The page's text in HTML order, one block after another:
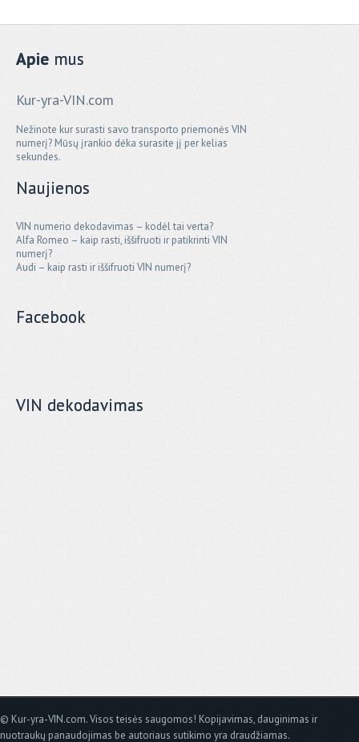
Apie mus
Kur-yra-VIN.com
Nežinote kur surasti savo transporto priemonės VIN
numerį? Mūsų įrankio dėka surasite jį per kelias
sekundes.
Naujienos
VIN numerio dekodavimas – kodėl tai verta?
Alfa Romeo – kaip rasti, iššifruoti ir patikrinti VIN
numerį?
Audi – kaip rasti ir iššifruoti VIN numerį?
Facebook
VIN dekodavimas
© Kur-yra-VIN.com. Visos teisės saugomos! Kopijavimas, dauginimas ir
nuotraukų panaudojimas be autoriaus sutikimo yra draudžiamas.